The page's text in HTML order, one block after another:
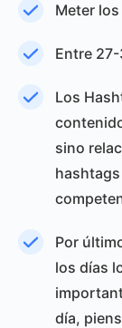
Meter
Entre
Los
sino
Por
los días
día,